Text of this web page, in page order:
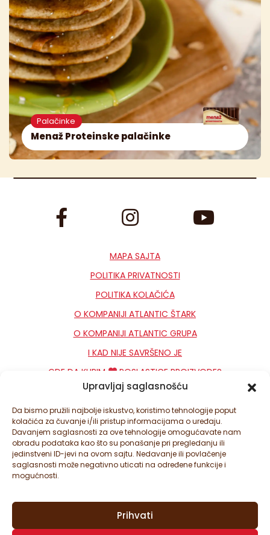
Upravljaj saglasnošću
Da bismo pružili najbolje iskustvo, koristimo tehnologije poput
kolačića za čuvanje i/ili pristup informacijama o uređaju.
Davanjem saglasnosti za ove tehnologije omogućavate nam
obradu podataka kao što su ponašanje pri pregledanju ili
jedinstveni ID-jevi na ovom sajtu. Nedavanje ili povlačenje
saglasnosti može negativno uticati na određene funkcije i
mogućnosti.
Prihvati
Menaž Proteinske palačinke
Palačinke
MAPA SAJTA
POLITIKA PRIVATNOSTI
POLITIKA KOLAČIĆA
O KOMPANIJI ATLANTIC ŠTARK
O KOMPANIJI ATLANTIC GRUPA
I KAD NIJE SAVRŠENO JE
GDE DA KUPIM
POSLASTICE PROIZVODE?
KONTAKT
NEWSLETTER
PODEŠAVANJA KOLAČIĆA
© ATLANTIC ŠTARK D.O.O. SVA PRAVA ZADRŽANA. ATLANTIC